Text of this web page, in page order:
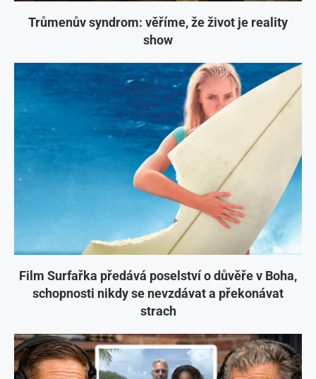
Trůmenův syndrom: věříme, že život je reality
show
Film Surfařka předává poselství o důvěře v Boha,
schopnosti nikdy se nevzdávat a překonávat
strach